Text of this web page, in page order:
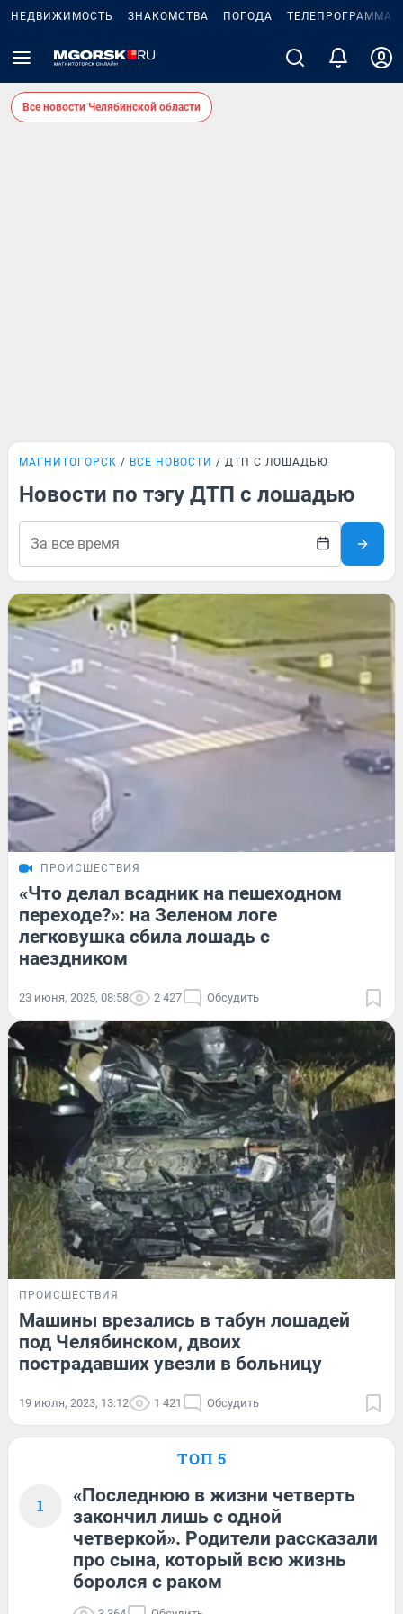
НЕДВИЖИМОСТЬ ЗНАКОМСТВА ПОГОДА ТЕЛЕПРОГРАММА
Все новости Челябинской области
МАГНИТОГОРСК ВСЕ НОВОСТИ ДТП С ЛОШАДЬЮ
Новости по тэгу ДТП с лошадью
ПРОИСШЕСТВИЯ
«Что делал всадник на пешеходном
переходе?»: на Зеленом логе
легковушка сбила лошадь с
наездником
23 июня, 2025, 08:58 2 427 Обсудить
ПРОИСШЕСТВИЯ
Машины врезались в табун лошадей
под Челябинском, двоих
пострадавших увезли в больницу
19 июля, 2023, 13:12 1 421 Обсудить
ТОП 5
1
«Последнюю в жизни четверть
закончил лишь с одной
четверкой». Родители рассказали
про сына, который всю жизнь
боролся с раком